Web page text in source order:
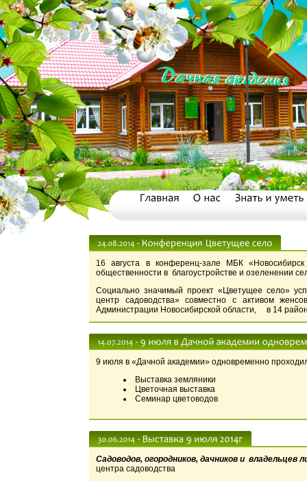
16 августа в конференц-зале МБК
общественности в благоустройстве и озеленении
Социально значимый проект «Цветущее село»
центр садоводства» совместно с активом
Администрации Новосибирской области, в 14
9 июля в «Дачной академии» одновременно
Выставка земляники
Цветочная выставка
Семинар цветоводов
Садоводов, огородников, дачников и владельцев
центра садоводства